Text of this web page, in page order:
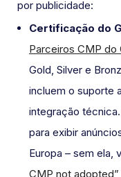
por publicidade:
Certificação do
Parceiros CMP do
Gold, Silver e
incluem o suporte
integração
para exibir
Europa – sem ela,
CMP not adopted”